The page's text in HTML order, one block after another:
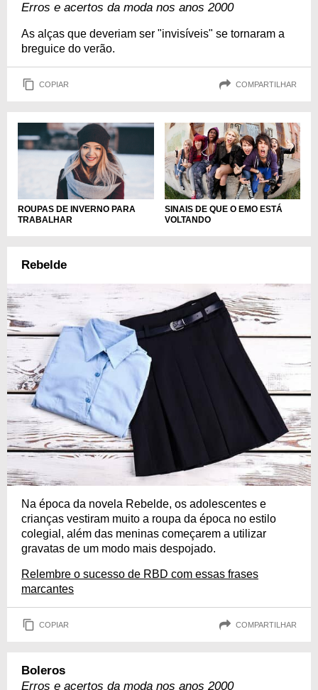
Erros e acertos da moda nos anos 2000
As alças que deveriam ser "invisíveis" se tornaram a
breguice do verão.
COPIAR COMPARTILHAR
ROUPAS DE INVERNO PARA
TRABALHAR
SINAIS DE QUE O EMO ESTÁ
VOLTANDO
Rebelde
Na época da novela Rebelde, os adolescentes e
crianças vestiram muito a roupa da época no estilo
colegial, além das meninas começarem a utilizar
gravatas de um modo mais despojado.
Relembre o sucesso de RBD com essas frases
marcantes
COPIAR COMPARTILHAR
Boleros
Erros e acertos da moda nos anos 2000